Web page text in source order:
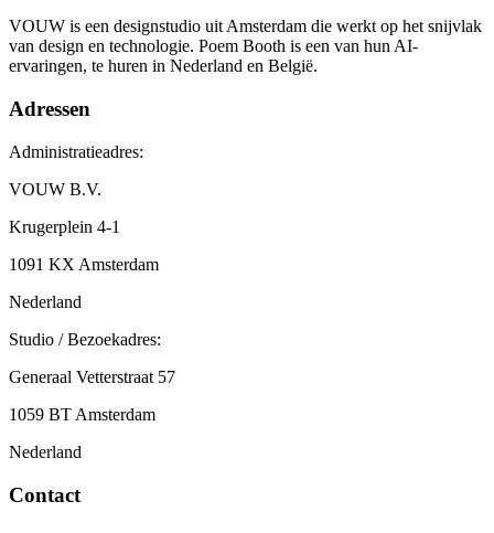
VOUW is een designstudio uit Amsterdam die werkt op het snijvlak
van design en technologie. Poem Booth is een van hun AI-
ervaringen, te huren in Nederland en België.
Adressen
Administratieadres:
VOUW B.V.
Krugerplein 4-1
1091 KX Amsterdam
Nederland
Studio / Bezoekadres:
Generaal Vetterstraat 57
1059 BT Amsterdam
Nederland
Contact